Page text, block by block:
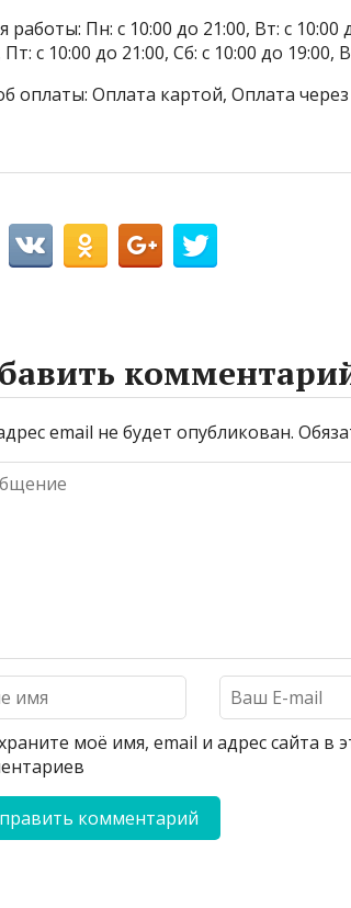
работы: Пн: с 10:00 до 21:00, Вт: с 10:00
Пт: с 10:00 до 21:00, Сб: с 10:00 до 19:00,
оплаты: Оплата картой, Оплата
email не будет опубликован.
моё имя, email и адрес сайта в